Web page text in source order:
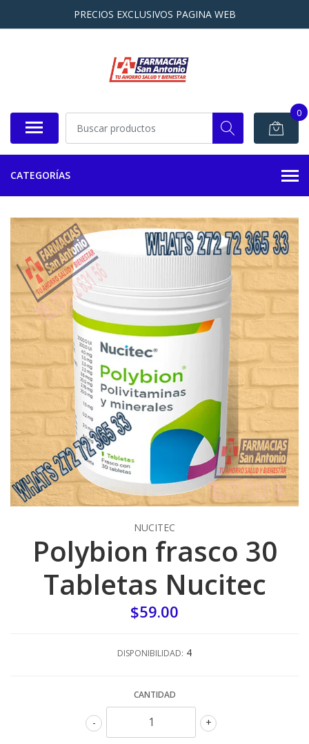
PRECIOS EXCLUSIVOS PAGINA WEB
0
CATEGORÍAS
NUCITEC
Polybion frasco 30
Tabletas Nucitec
$59.00
DISPONIBILIDAD: 4
CANTIDAD
+
-